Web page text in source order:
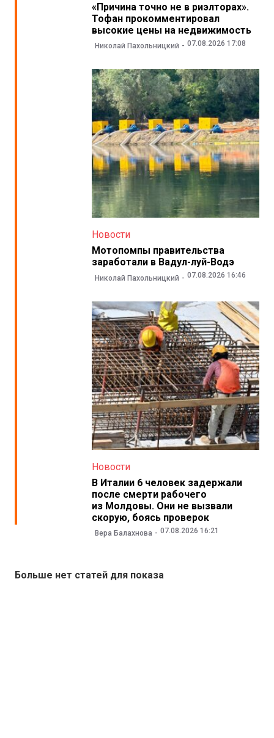
«Причина точно не в риэлторах».
Тофан прокомментировал
высокие цены на недвижимость
Николай Пахольницкий 07.08.2026 17:08
Новости
Мотопомпы правительства
заработали в Вадул-луй-Водэ
Николай Пахольницкий 07.08.2026 16:46
Новости
В Италии 6 человек задержали
после смерти рабочего
из Молдовы. Они не вызвали
скорую, боясь проверок
Вера Балахнова 07.08.2026 16:21
Больше нет статей для показа